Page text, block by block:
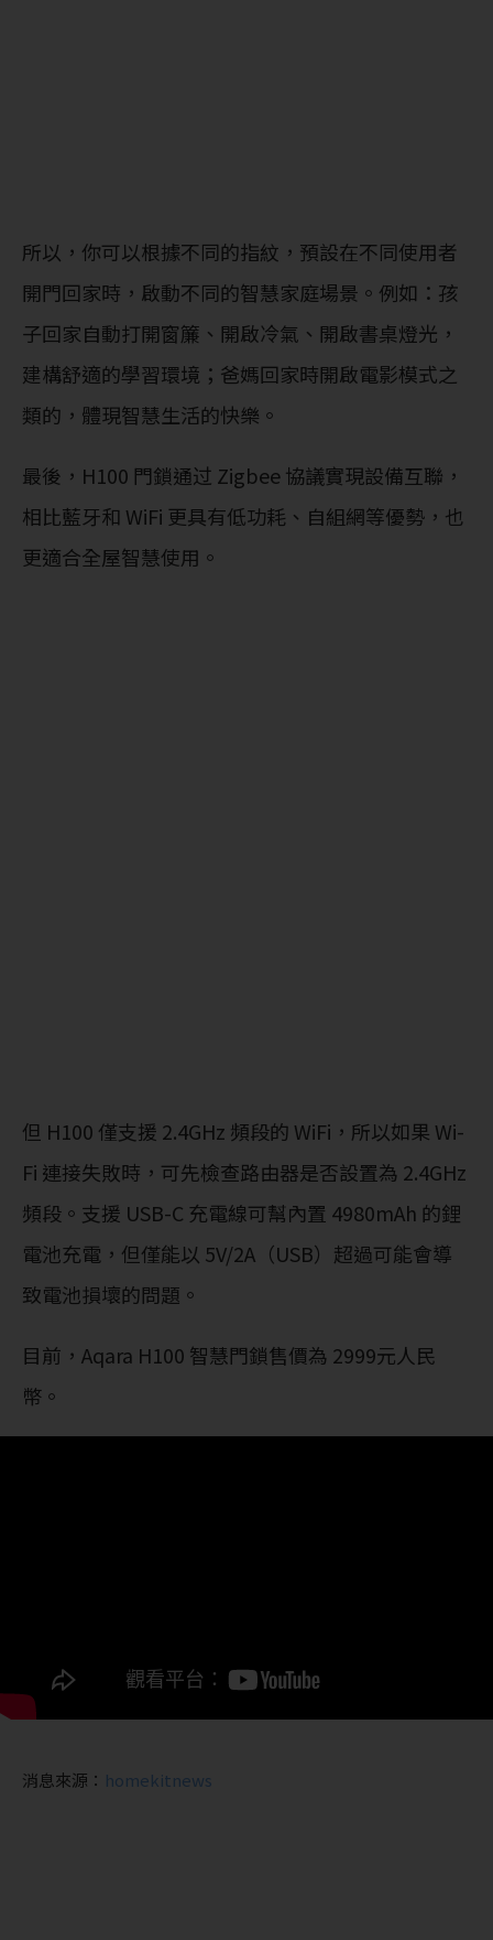
所以，你可以根據不同的指紋，預設在不同使用者
開門回家時，啟動不同的智慧家庭場景。例如：孩
子回家自動打開窗簾、開啟冷氣、開啟書桌燈光，
建構舒適的學習環境；爸媽回家時開啟電影模式之
類的，體現智慧生活的快樂。
最後，H100 門鎖通过 Zigbee 協議實現設備互聯，
相比藍牙和 WiFi 更具有低功耗、自組網等優勢，也
更適合全屋智慧使用。
但 H100 僅支援 2.4GHz 頻段的 WiFi，所以如果 Wi-
Fi 連接失敗時，可先檢查路由器是否設置為 2.4GHz
頻段。支援 USB-C 充電線可幫內置 4980mAh 的鋰
電池充電，但僅能以 5V/2A（USB）超過可能會導
致電池損壞的問題。
目前，Aqara H100 智慧門鎖售價為 2999元人民
幣。
消息來源： homekitnews